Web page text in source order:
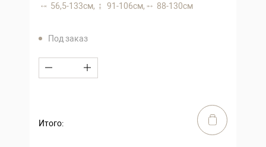
56,5-133 см, 91-106 см, 88-130 см
Под заказ
Итого: